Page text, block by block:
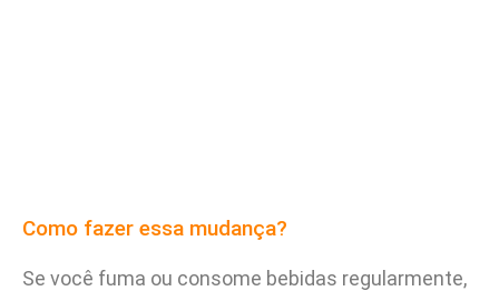
Como fazer essa mudança?
Se você fuma ou consome bebidas regularmente,